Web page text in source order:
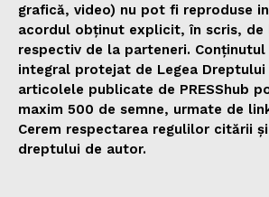
grafică, video) nu pot fi reproduse
acordul obținut explicit, în scris, de
respectiv de la parteneri.
integral protejat de Legea Dreptului
articolele publicate de PRESShub
maxim 500 de semne, urmate de
Cerem respectarea regulilor citării
dreptului de autor.